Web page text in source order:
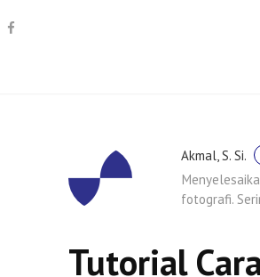
Akmal, S. Si.
fotografi.
Tutorial